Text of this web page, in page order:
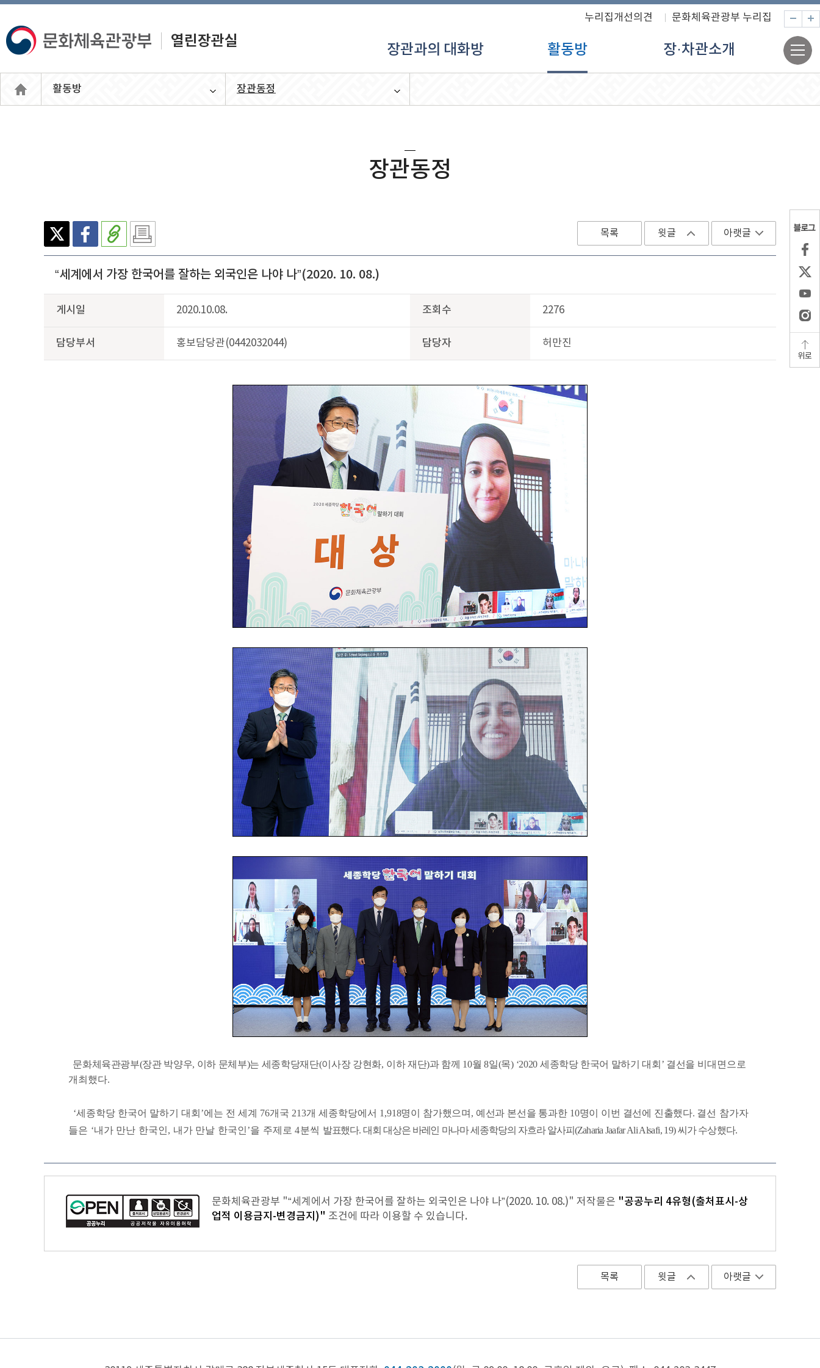
축
누리집개선의견 문화체육관광부 누리집
장관과의 대화방 활동방 장·차관소개
전
체
장관동정
활동방 장관동정
X(엑
스)
페이
스북
주소
복사
인쇄
하기
목록 윗글 아랫글
“세계에서 가장 한국어를 잘하는 외국인은 나야 나”(2020. 10. 08.)
게시일 2020.10.08. 조회수 2276
담당부서 홍보담당관(0442032044) 담당자 허만진
문화체육관광부(장관 박양우, 이하 문체부)는 세종학당재단(이사장 강현화, 이하 재단)과 함께 10월 8일(목) ‘2020 세종학당 한국어 말하기 대회’ 결선을 비대면으로
개최했다.
‘세종학당 한국어 말하기 대회’에는 전 세계 76개국 213개 세종학당에서 1,918명이 참가했으며 , 예선과 본선을 통과한 10명이 이번 결선에 진출했다. 결선 참가자
들은 ‘내가 만난 한국인 , 내가 만날 한국인’을 주제로 4분씩 발표했다. 대회 대상은 바레인 마나마세종학당의 자흐라 알사피 (Zaharia Jaafar Ali Alsafi, 19)씨가 수상했다.
문화체육관광부 "“세계에서 가장 한국어를 잘하는 외국인은 나야 나”(2020. 10. 08.)" 저작물은 "공공누리 4유형(출처표시-상
업적 이용금지-변경금지)" 조건에 따라 이용할 수 있습니다.
목록 윗글 아랫글
위로